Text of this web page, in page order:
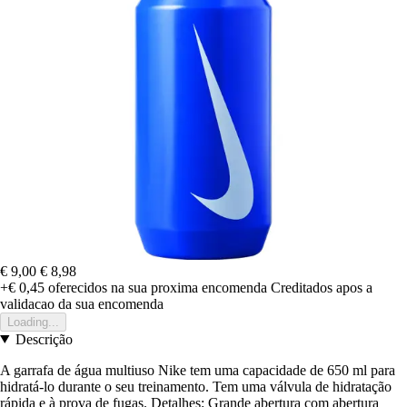
€ 9,00 € 8,98
+€ 0,45 oferecidos na sua proxima encomenda Creditados apos a
validacao da sua encomenda
Loading...
Descrição
A garrafa de água multiuso Nike tem uma capacidade de 650 ml para
hidratá-lo durante o seu treinamento. Tem uma válvula de hidratação
rápida e à prova de fugas. Detalhes: Grande abertura com abertura